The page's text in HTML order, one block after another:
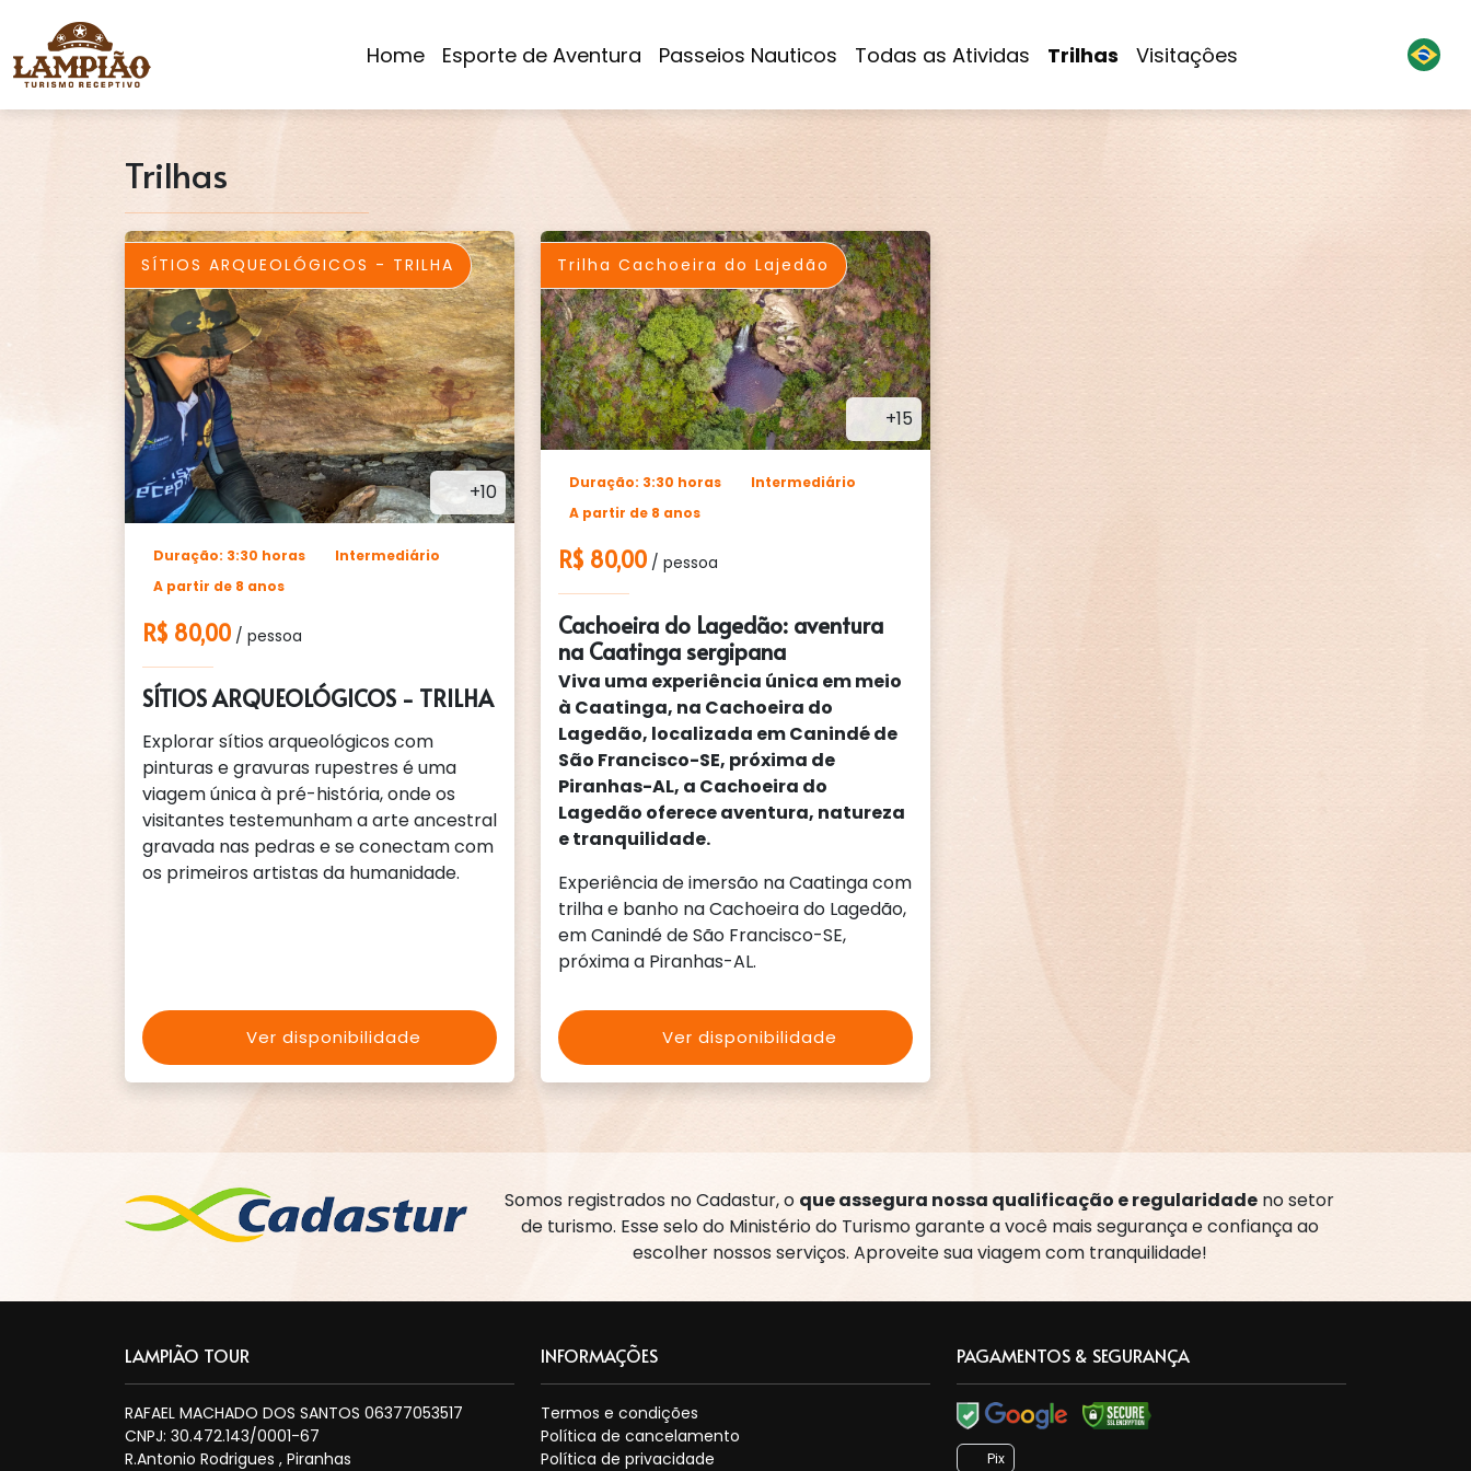
Home Esporte de Aventura Passeios Nauticos Todas as Atividas Trilhas Visitaçôes
Trilhas
SÍTIOS ARQUEOLÓGICOS - TRILHA
+10
Duração: 3:30 horas
Intermediário
A partir de 8 anos
R$ 80,00 / pessoa
SÍTIOS ARQUEOLÓGICOS - TRILHA
Explorar sítios arqueológicos com
pinturas e gravuras rupestres é uma
viagem única à pré-história, onde os
visitantes testemunham a arte ancestral
gravada nas pedras e se conectam com
os primeiros artistas da humanidade.
Ver disponibilidade
Trilha Cachoeira do Lajedão
+15
Duração: 3:30 horas
Intermediário
A partir de 8 anos
R$ 80,00 / pessoa
Cachoeira do Lagedão: aventura
na Caatinga sergipana
Viva uma experiência única em meio
à Caatinga, na Cachoeira do
Lagedão, localizada em Canindé de
São Francisco-SE, próxima de
Piranhas-AL, a Cachoeira do
Lagedão oferece aventura, natureza
e tranquilidade.
Experiência de imersão na Caatinga com
trilha e banho na Cachoeira do Lagedão,
em Canindé de São Francisco-SE,
próxima a Piranhas-AL.
Ver disponibilidade
Somos registrados no Cadastur, o que assegura nossa qualificação e regularidade no setor
de turismo. Esse selo do Ministério do Turismo garante a você mais segurança e confiança ao
escolher nossos serviços. Aproveite sua viagem com tranquilidade!
LAMPIÃO TOUR
RAFAEL MACHADO DOS SANTOS 06377053517
CNPJ: 30.472.143/0001-67
R.Antonio Rodrigues , Piranhas
INFORMAÇÕES
Termos e condições
Política de cancelamento
Política de privacidade
PAGAMENTOS & SEGURANÇA
Pix